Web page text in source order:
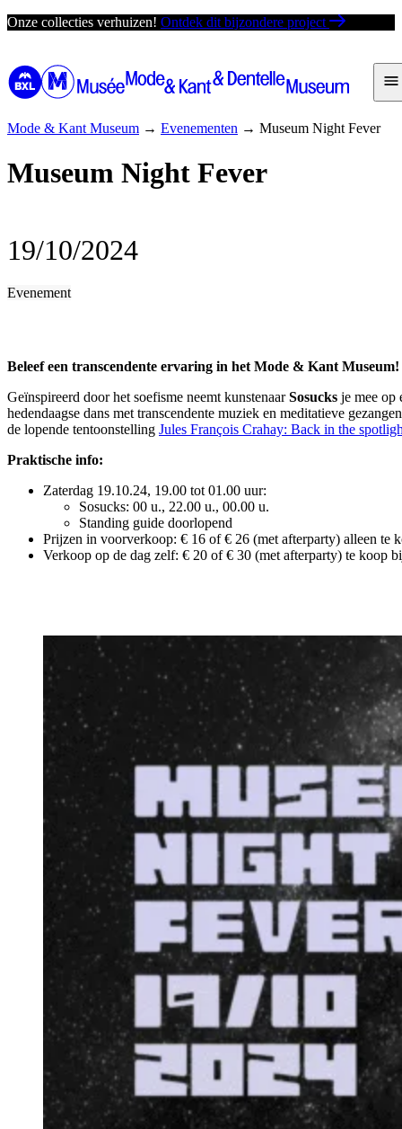
Ga
de
inhoud
Onze collecties verhuizen! Ontdek dit bijzondere project
Mode & Kant Museum → Evenementen → Museum Night Fever
Museum Night Fever
19/10/2024
Evenement
Beleef een transcendente ervaring in het Mode & Kant Museum!
Geïnspireerd door het soefisme neemt kunstenaarSosucks je mee op
hedendaagse dans met transcendente muziek en meditatieve
de lopende tentoonstelling Jules François Crahay: Back in the
Praktische info:
Zaterdag 19.10.24, 19.00 tot 01.00 uur:
Sosucks: 00 u., 22.00 u., 00.00 u.
Standing guide doorlopend
Prijzen in voorverkoop: € 16 of € 26 (met afterparty) alleen te
Verkoop op de dag zelf: € 20 of € 30 (met afterparty) te koop